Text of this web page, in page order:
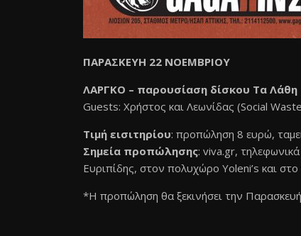
ΠΑΡΑΣΚΕΥΗ 22 ΝΟΕΜΒΡΙΟΥ
ΛΑΡΓΚΟ – παρουσίαση δίσκου Τα Λάθη
Guests: Χρήστος και Λεωνίδας (Social
Τιμή εισιτηρίου: προπώληση 8 ευρώ,
Σημεία προπώλησης: viva.gr,
Ευριπίδης, στον πολυχώρο Yoleni’s και
*Η προπώληση θα ξεκινήσει την